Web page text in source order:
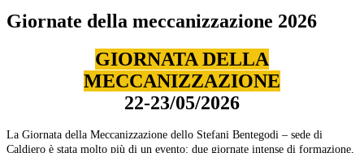
Giornate della meccanizzazione 2026
GIORNATA DELLA
MECCANIZZAZIONE
22-23/05/2026
La Giornata della Meccanizzazione dello Stefani Bentegodi – sede di
Caldiero è stata molto più di un evento: due giornate intense di formazione,